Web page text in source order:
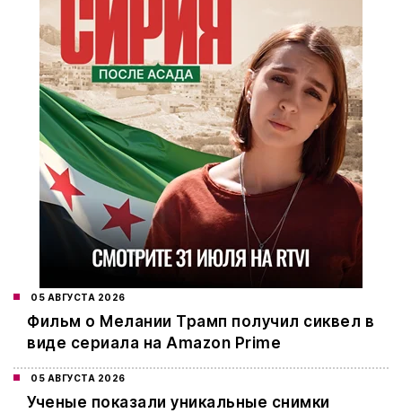
05 АВГУСТА 2026
Фильм о Мелании Трамп получил сиквел в
виде сериала на Amazon Prime
05 АВГУСТА 2026
Ученые показали уникальные снимки